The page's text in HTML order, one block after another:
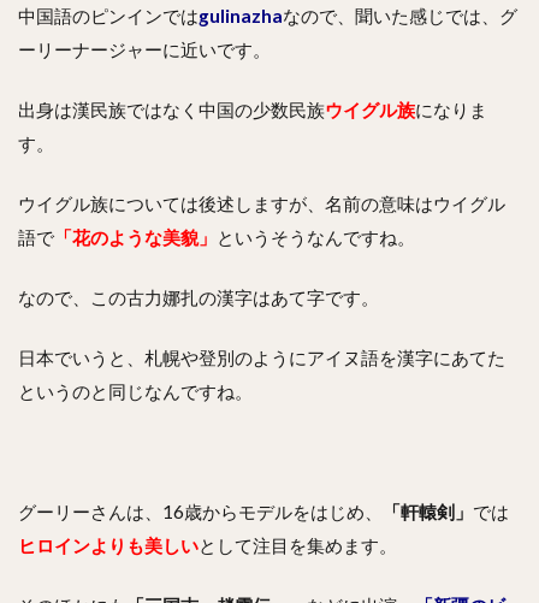
中国語のピンインではgulinazhaなので、聞いた感じでは、グ
ーリーナージャーに近いです。
出身は漢民族ではなく中国の少数民族ウイグル族になりま
す。
ウイグル族については後述しますが、名前の意味はウイグル
語で 「花のような美貌」 というそうなんですね。
なので、この古力娜扎の漢字はあて字です。
日本でいうと、札幌や登別のようにアイヌ語を漢字にあてた
というのと同じなんですね。
グーリーさんは、16歳からモデルをはじめ、 「軒轅剣」 では
ヒロインよりも美しいとして注目を集めます。